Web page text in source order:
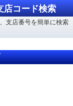
店コード検索
支店番号を簡単に検索